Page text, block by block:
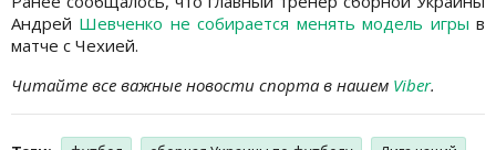
Андрей Шевченко не собирается менять модель игры в
матче с Чехией.
Читайте все важные новости спорта в нашем Viber.